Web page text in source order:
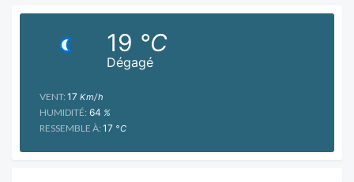
Dégagé
19 °C
VENT: 17 Km/h
HUMIDITÉ: 64 %
RESSEMBLE À: 17 °C